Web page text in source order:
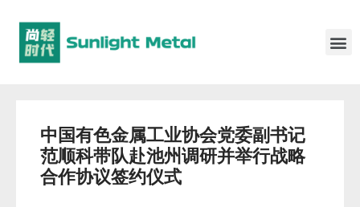
中国有色金属工业协会党委副书记
范顺科带队赴池州调研并举行战略
合作协议签约仪式